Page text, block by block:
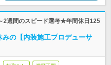
2週間のスピード選考★年間休日125
の【内装施工プロデューサ